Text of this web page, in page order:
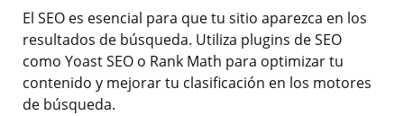
El SEO es esencial para que tu sitio aparezca en los
resultados de búsqueda. Utiliza plugins de SEO
como Yoast SEO o Rank Math para optimizar tu
contenido y mejorar tu clasificación en los motores
de búsqueda.